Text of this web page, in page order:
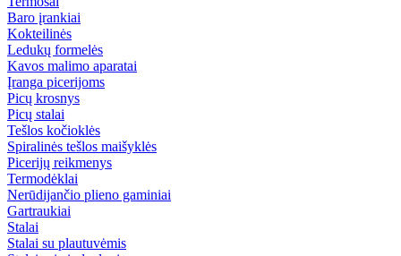
Baro įrankiai
Kokteilinės
Ledukų formelės
Kavos malimo aparatai
Įranga picerijoms
Picų krosnys
Picų stalai
Tešlos kočioklės
Spiralinės tešlos maišyklės
Picerijų reikmenys
Termodėklai
Nerūdijančio plieno gaminiai
Gartraukiai
Stalai
Stalai su plautuvėmis